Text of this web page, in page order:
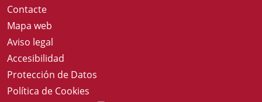
Contacte
Mapa web
Aviso legal
Accesibilidad
Protección de Datos
Política de Cookies